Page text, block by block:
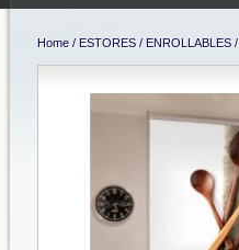
Home / ESTORES / ENROLLABLES /